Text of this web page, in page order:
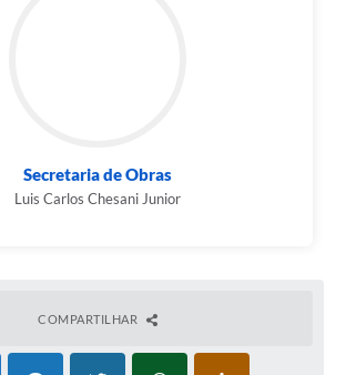
Secretaria de Obras
Luis Carlos Chesani Junior
COMPARTILHAR